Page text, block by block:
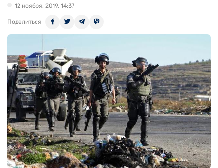
12 ноября, 2019, 14:37
Поделиться